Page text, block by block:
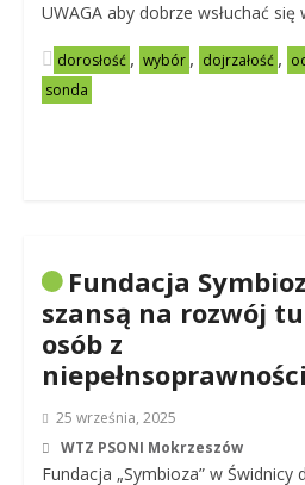
UWAGA aby dobrze wsłuchać się
dorosłość , wybór , dojrzałość ,
sonda
Fundacja
szansą na rozwój
osób z
25 września, 2025
WTZ PSONI Mokrzeszów
Fundacja „Symbioza” w Świdnicy